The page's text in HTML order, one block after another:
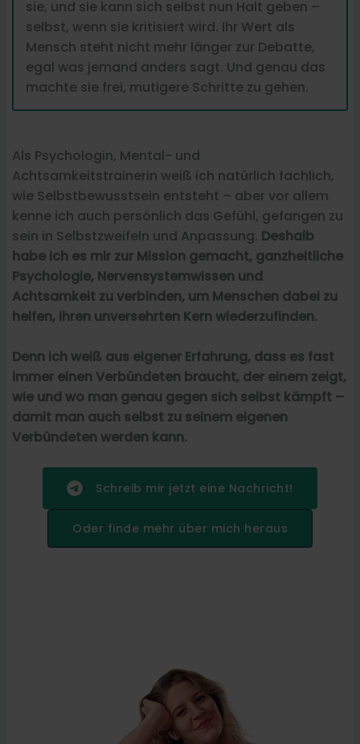
sie, und sie kann sich selbst nun Halt geben –
selbst, wenn sie kritisiert wird. Ihr Wert als
Mensch steht nicht mehr länger zur Debatte,
egal was jemand anders sagt. Und genau das
machte sie frei, mutigere Schritte zu gehen.
Als Psychologin, Mental- und
Achtsamkeitstrainerin weiß ich natürlich fachlich,
wie Selbstbewusstsein entsteht – aber vor allem
kenne ich auch persönlich das Gefühl, gefangen zu
sein in Selbstzweifeln und Anpassung. Deshalb
habe ich es mir zur Mission gemacht, ganzheitliche
Psychologie, Nervensystemwissen und
Achtsamkeit zu verbinden, um Menschen dabei zu
helfen, ihren unversehrten Kern wiederzufinden.
Denn ich weiß aus eigener Erfahrung, dass es fast
immer einen Verbündeten braucht, der einem zeigt,
wie und wo man genau gegen sich selbst kämpft –
damit man auch selbst zu seinem eigenen
Verbündeten werden kann.
Schreib mir jetzt eine Nachricht!
Oder finde mehr über mich heraus